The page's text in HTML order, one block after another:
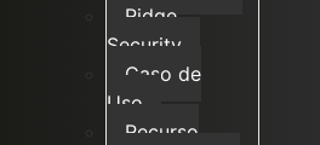
Ridge
Security
Caso de
Uso
Recurso